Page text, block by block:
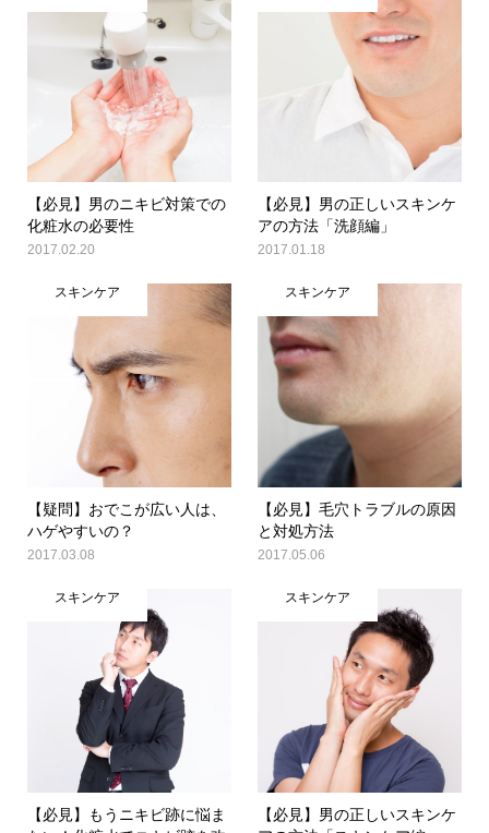
【必見】男のニキビ対策での
化粧水の必要性
2017.02.20
【必見】男の正しいスキンケ
アの方法「洗顔編」
2017.01.18
スキンケア
【疑問】おでこが広い人は、
ハゲやすいの？
2017.03.08
スキンケア
【必見】毛穴トラブルの原因
と対処方法
2017.05.06
スキンケア
【必見】もうニキビ跡に悩ま
スキンケア
【必見】男の正しいスキンケ